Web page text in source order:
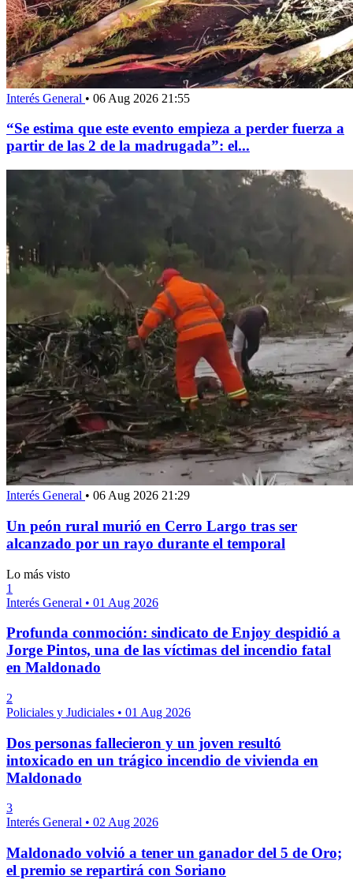
Interés General • 06 Aug 2026 21:55
“Se estima que este evento empieza a perder fuerza a
partir de las 2 de la madrugada”: el...
Interés General • 06 Aug 2026 21:29
Un peón rural murió en Cerro Largo tras ser
alcanzado por un rayo durante el temporal
Lo más visto
1
Interés General • 01 Aug 2026
Profunda conmoción: sindicato de Enjoy despidió a
Jorge Pintos, una de las víctimas del incendio fatal
en Maldonado
2
Policiales y Judiciales • 01 Aug 2026
Dos personas fallecieron y un joven resultó
intoxicado en un trágico incendio de vivienda en
Maldonado
3
Interés General • 02 Aug 2026
Maldonado volvió a tener un ganador del 5 de Oro;
el premio se repartirá con Soriano